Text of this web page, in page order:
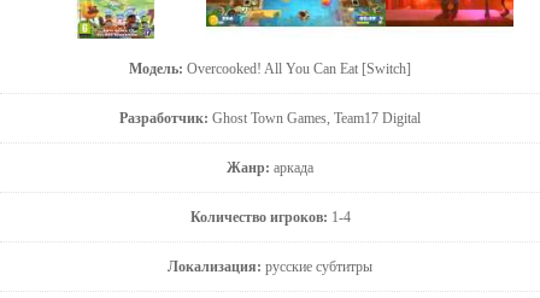
Модель: Overcooked! All You Can Eat [Switch]
Разработчик: Ghost Town Games, Team17 Digital
Жанр: аркада
Количество игроков: 1-4
Локализация: русские субтитры